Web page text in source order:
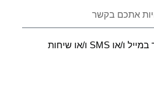
אני מאשר/ת קבלת דיוור במייל ו/או SMS ו/או שיחות